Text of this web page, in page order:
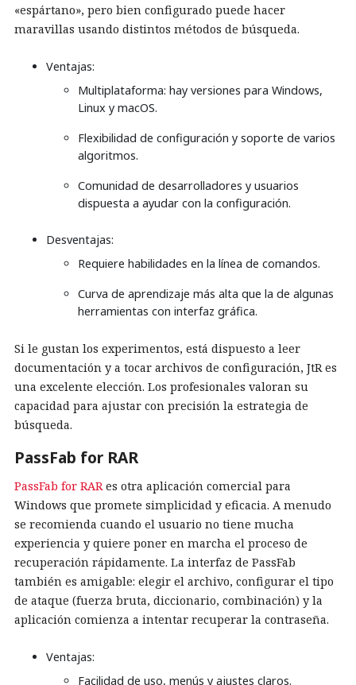
«espártano», pero bien configurado puede hacer
maravillas usando distintos métodos de búsqueda.
Ventajas:
Multiplataforma: hay versiones para Windows,
Linux y macOS.
Flexibilidad de configuración y soporte de varios
algoritmos.
Comunidad de desarrolladores y usuarios
dispuesta a ayudar con la configuración.
Desventajas:
Requiere habilidades en la línea de comandos.
Curva de aprendizaje más alta que la de algunas
herramientas con interfaz gráfica.
Si le gustan los experimentos, está dispuesto a leer
documentación y a tocar archivos de configuración, JtR es
una excelente elección. Los profesionales valoran su
capacidad para ajustar con precisión la estrategia de
búsqueda.
PassFab for RAR
PassFab for RARes otra aplicación comercial para
Windows que promete simplicidad y eficacia. A menudo
se recomienda cuando el usuario no tiene mucha
experiencia y quiere poner en marcha el proceso de
recuperación rápidamente. La interfaz de PassFab
también es amigable: elegir el archivo, configurar el tipo
de ataque (fuerza bruta, diccionario, combinación) y la
aplicación comienza a intentar recuperar la contraseña.
Ventajas:
Facilidad de uso, menús y ajustes claros.